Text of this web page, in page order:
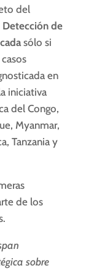
del
Detección de
sólo si
en
iniciativa
del Congo,
Myanmar,
Tanzania y
de los
sobre